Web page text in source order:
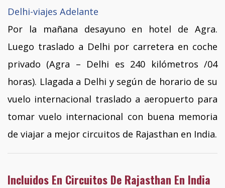
Delhi-viajes Adelante
Por la mañana desayuno en hotel de Agra.
Luego traslado a Delhi por carretera en coche
privado (Agra – Delhi es 240 kilómetros /04
horas). Llagada a Delhi y según de horario de su
vuelo internacional traslado a aeropuerto para
tomar vuelo internacional con buena memoria
de viajar a mejor circuitos de Rajasthan en India.
Incluidos En Circuitos De Rajasthan En India